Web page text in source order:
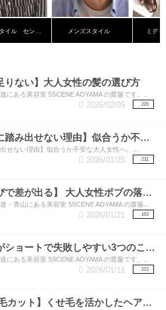
メンズスタイル センターパート メンズスタイル ミデ
りない】大人女性の髪の選び方
にある美容室 5SCENE AOYAMA の齋藤です。...
220
2026/02/05
【ショートに踏み出せない理由】似合うか不安な大人女性へ。
せない理由】似合うか不安な大人女性へ。...
231
2026/01/25
【美容室選びで差が出る】 大人女性ボブの落とし穴3つ
・青山にある美容室 5SCENE AOYAMA の齋藤...
163
2026/01/21
【大人女性がショートで失敗しやすい3つのこと】表参道美容師が解説
にある美容室 5SCENE AOYAMA の齋藤です。...
223
2026/01/11
【2025くせ毛カット】くせ毛を活かしたヘアスタイル